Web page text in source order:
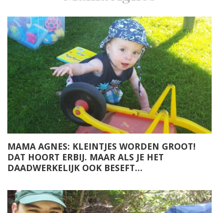
MAMA AGNES: KLEINTJES WORDEN GROOT!
DAT HOORT ERBIJ. MAAR ALS JE HET
DAADWERKELIJK OOK BESEFT…